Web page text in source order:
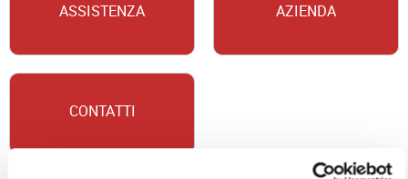
ASSISTENZA AZIENDA
CONTATTI